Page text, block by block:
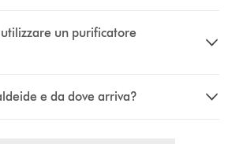
un purificatore
e da dove arriva?